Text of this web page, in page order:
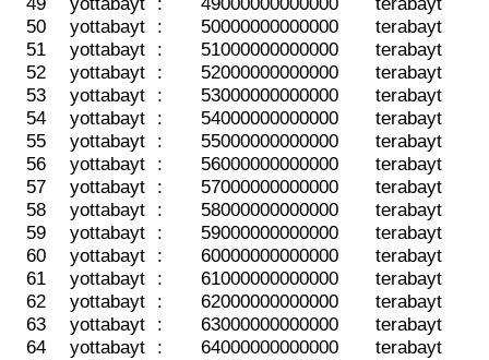
50
yottabayt : 50000000000000
terabayt
51
yottabayt : 51000000000000
terabayt
52
yottabayt : 52000000000000
terabayt
53
yottabayt : 53000000000000
terabayt
54
yottabayt : 54000000000000
terabayt
55
yottabayt : 55000000000000
terabayt
56
yottabayt : 56000000000000
terabayt
57
yottabayt : 57000000000000
terabayt
58
yottabayt : 58000000000000
terabayt
59
yottabayt : 59000000000000
terabayt
60
yottabayt : 60000000000000
terabayt
61
yottabayt : 61000000000000
terabayt
62
yottabayt : 62000000000000
terabayt
63
yottabayt : 63000000000000
terabayt
64
yottabayt : 64000000000000
terabayt